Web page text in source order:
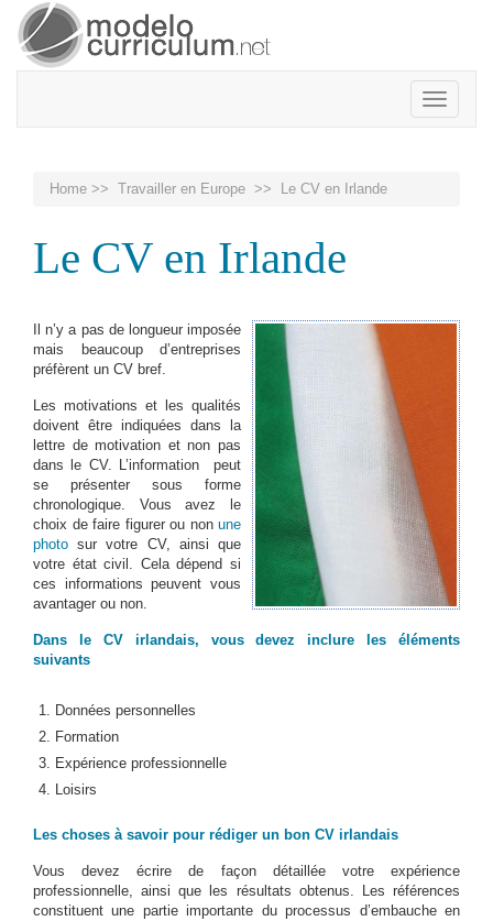
Toggle
Home >> Travailler en Europe >> Le CV en Irlande
Le CV en Irlande
Il n’y a pas de longueur imposée
mais beaucoup d’entreprises
préfèrent un CV bref.
Les motivations et les qualités
doivent être indiquées dans la
lettre de motivation et non pas
dans le CV. L’information peut
se présenter sous forme
chronologique. Vous avez le
choix de faire figurer ou non une
photo sur votre CV, ainsi que
votre état civil. Cela dépend si
ces informations peuvent vous
avantager ou non.
Dans le CV irlandais, vous devez inclure les éléments
suivants
Données personnelles
Formation
Expérience professionnelle
Loisirs
Les choses à savoir pour rédiger un bon CV irlandais
Vous devez écrire de façon détaillée votre expérience
professionnelle, ainsi que les résultats obtenus. Les références
constituent une partie importante du processus d’embauche en